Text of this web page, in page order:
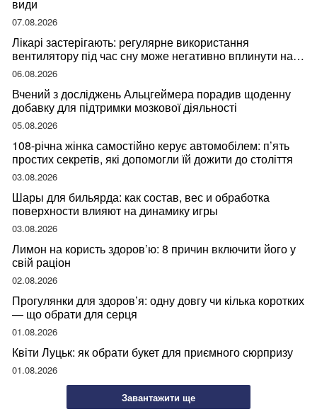
види
07.08.2026
Лікарі застерігають: регулярне використання
вентилятору під час сну може негативно вплинути на
ваше здоров’я
06.08.2026
Вчений з досліджень Альцгеймера порадив щоденну
добавку для підтримки мозкової діяльності
05.08.2026
108-річна жінка самостійно керує автомобілем: п’ять
простих секретів, які допомогли їй дожити до століття
03.08.2026
Шары для бильярда: как состав, вес и обработка
поверхности влияют на динамику игры
03.08.2026
Лимон на користь здоров’ю: 8 причин включити його у
свій раціон
02.08.2026
Прогулянки для здоров’я: одну довгу чи кілька коротких
— що обрати для серця
01.08.2026
Квіти Луцьк: як обрати букет для приємного сюрпризу
01.08.2026
Завантажити ще